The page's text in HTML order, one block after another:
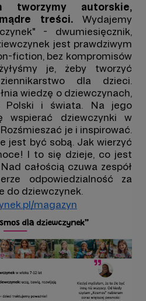
tworzymy autorskie,
treści.Wydajemy
- dwumiesięcznik,
jest prawdziwym
fiction, bez kompromisów
je, żeby tworzyć
dla dzieci.
wiedzę o dziewczynach,
Polski i świata. Na jego
wspierać dziewczynki w
je i inspirować.
jest być sobą. Jak wierzyć
I to się dzieje, co jest
Nad całością czuwa zespół
odpowiedzialność za
do dziewczynek.
magazyn